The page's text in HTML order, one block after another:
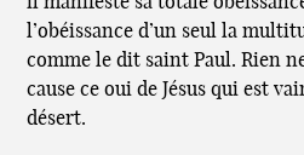
l’obéissance d’un seul la
comme le dit saint Paul. Rien
cause ce oui de Jésus qui est
désert.